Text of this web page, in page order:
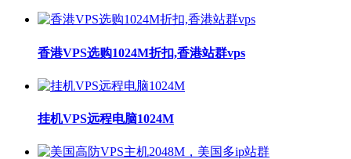
香港VPS选购1024M折扣,香港站群vps
挂机VPS远程电脑1024M